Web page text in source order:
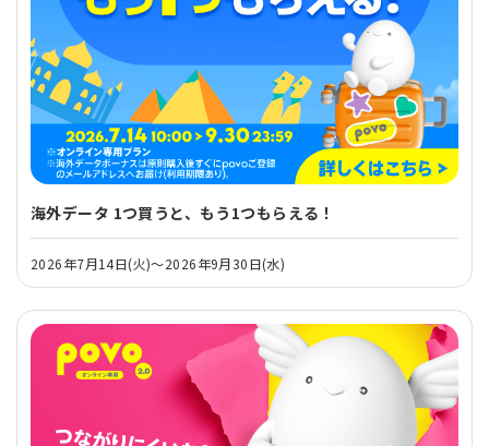
海外データ 1つ買うと、もう1つもらえる！
2026年7月14日(火)～2026年9月30日(水)